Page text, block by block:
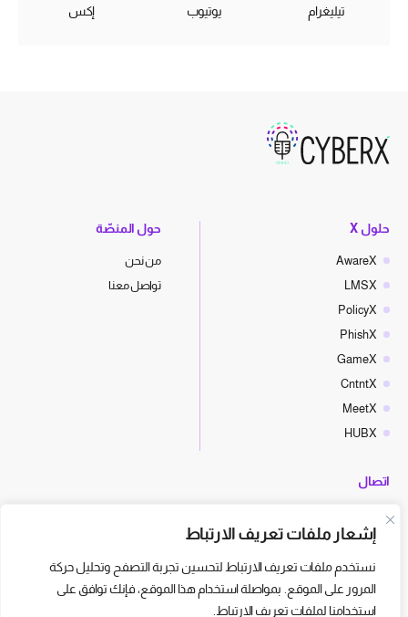
إشعار ملفات تعريف الارتباط
نستخدم ملفات تعريف الارتباط لتحسين تجربة التصفح وتحليل حركة
المرور على الموقع. بمواصلة استخدام هذا الموقع، فإنك توافق على
استخدامنا لملفات تعريف الارتباط.
تيليغرام يوتيوب إكس
حلول X
AwareX
LMSX
PolicyX
PhishX
GameX
CntntX
MeetX
HUBX
حول المنصّة
من نحن
تواصل معنا
اتصال
hello@cyberx.world